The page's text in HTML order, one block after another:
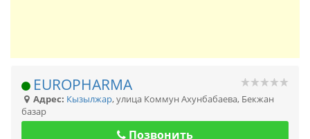
EUROPHARMA
Адрес: Кызылжар,улица Коммун Ахунбабаева, Бекжан
базар
Позвонить